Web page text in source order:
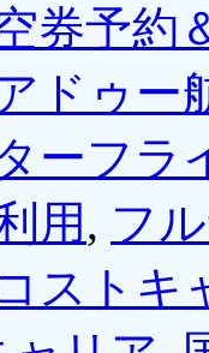
券予約
ドゥー
ーフラ
用 , フ
ストキ